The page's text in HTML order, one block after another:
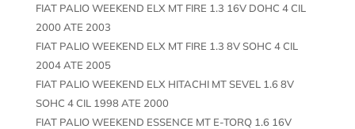
FIAT PALIO WEEKEND ELX MT FIRE 1.3 16V DOHC 4 CIL
2000 ATE 2003
FIAT PALIO WEEKEND ELX MT FIRE 1.3 8V SOHC 4 CIL
2004 ATE 2005
FIAT PALIO WEEKEND ELX HITACHI MT SEVEL 1.6 8V
SOHC 4 CIL 1998 ATE 2000
FIAT PALIO WEEKEND ESSENCE MT E-TORQ 1.6 16V